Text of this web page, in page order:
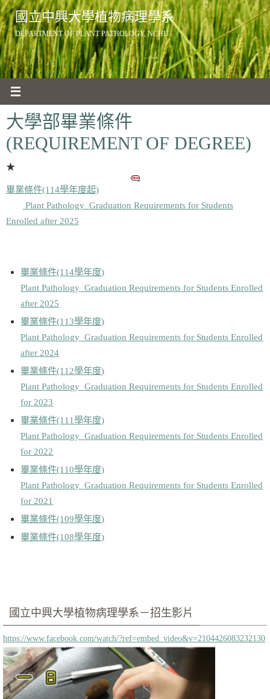
Skip
to
content
國立中興大學植物病理學系
DEPARTMENT OF PLANT PATHOLOGY, NCHU
大學部畢業條件
(REQUIREMENT OF DEGREE)
★
畢業條件(114學年度起)
Plant Pathology Graduation Requirements for Students
Enrolled after 2025
畢業條件(114學年度)
Plant Pathology Graduation Requirements for Students Enrolled
after 2025
畢業條件(113學年度)
Plant Pathology Graduation Requirements for Students Enrolled
after 2024
畢業條件(112學年度)
Plant Pathology Graduation Requirements for Students Enrolled
for 2023
畢業條件(111學年度)
Plant Pathology Graduation Requirements for Students Enrolled
for 2022
畢業條件(110學年度)
Plant Pathology Graduation Requirements for Students Enrolled
for 2021
畢業條件(109學年度)
畢業條件(108學年度)
國立中興大學植物病理學系－招生影片
https://www.facebook.com/watch/?ref=embed_video&v=2104426083232130